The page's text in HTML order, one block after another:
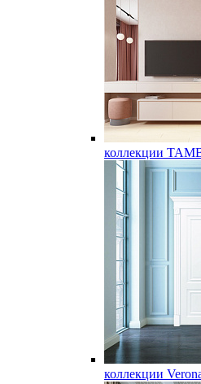
коллекции
коллекции